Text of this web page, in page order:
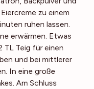
zu einem
ruhen lassen.
erwärmen. Etwas
TL Teig für einen
und bei mittlerer
In eine große
Am Schluss